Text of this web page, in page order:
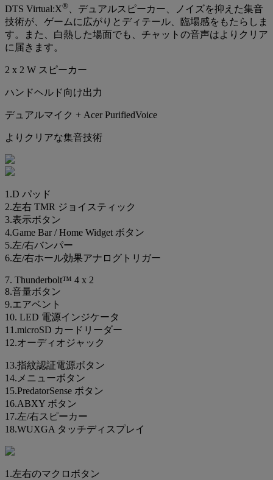
DTS Virtual:X® 、デュアルスピーカー、ノイズを抑えた集音
技術が、ゲームに広がりとディテール、臨場感をもたらしま
す。また、白熱した場面でも、チャットの音声はよりクリア
に届きます。
2 x 2 W スピーカー
ハンドヘルド向け出力
デュアルマイク + Acer PurifiedVoice
よりクリアな集音技術
1.D パッド
2.左右 TMR ジョイスティック
3.表示ボタン
4.Game Bar / Home Widget ボタン
5.左/右バンパー
6.左/右ホール効果アナログトリガー
7. Thunderbolt™ 4 x 2
8.音量ボタン
9.エアベント
10. LED 電源インジケータ
11.microSD カードリーダー
12.オーディオジャック
13.指紋認証電源ボタン
14.メニューボタン
15.PredatorSense ボタン
16.ABXY ボタン
17.左/右スピーカー
18.WUXGA タッチディスプレイ
1.左右のマクロボタン